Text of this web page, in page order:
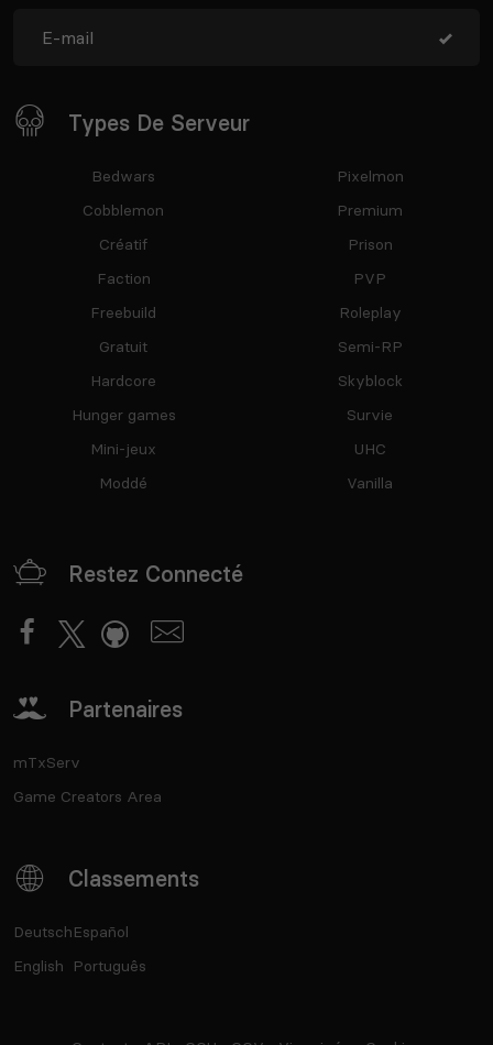
Types De Serveur
Bedwars
Cobblemon
Créatif
Faction
Freebuild
Gratuit
Hardcore
Hunger games
Mini-jeux
Moddé
Pixelmon
Premium
Prison
PVP
Roleplay
Semi-RP
Skyblock
Survie
UHC
Vanilla
Restez Connecté
Partenaires
mTxServ
Game Creators Area
Classements
Deutsch
English
Español
Português